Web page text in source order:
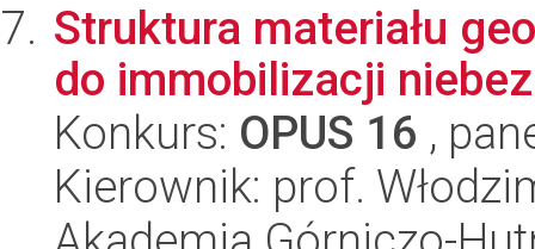
Struktura materiału
do immobilizacji
Konkurs: OPUS 16 ,
Kierownik: prof.